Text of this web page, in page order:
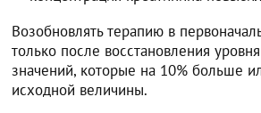
Возобновлять терапию в
только после восстановления
значений, которые на 10% больше
исходной величины.